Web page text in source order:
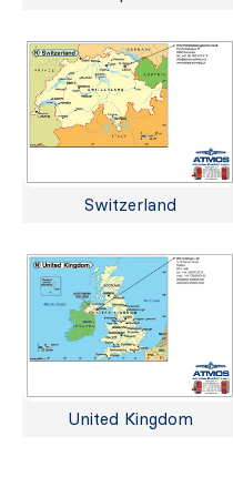
Switzerland
United Kingdom